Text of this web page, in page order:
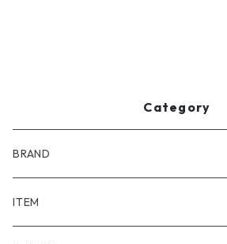
Category
BRAND
WIND AND SEA
ITEM